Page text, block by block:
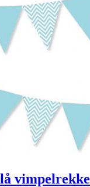
vimpelrekke